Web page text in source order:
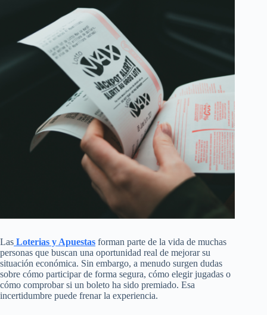
Las Loterias y Apuestas forman parte de la vida de muchas
personas que buscan una oportunidad real de mejorar su
situación económica. Sin embargo, a menudo surgen dudas
sobre cómo participar de forma segura, cómo elegir jugadas o
cómo comprobar si un boleto ha sido premiado. Esa
incertidumbre puede frenar la experiencia.